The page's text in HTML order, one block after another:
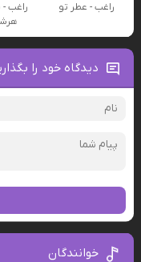
راغب - عطر تو
راغب
دیدگاه خود را
خوانندگان